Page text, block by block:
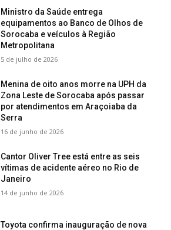
Ministro da Saúde entrega
equipamentos ao Banco de Olhos de
Sorocaba e veículos à Região
Metropolitana
5 de julho de 2026
Menina de oito anos morre na UPH da
Zona Leste de Sorocaba após passar
por atendimentos em Araçoiaba da
Serra
16 de junho de 2026
Cantor Oliver Tree está entre as seis
vítimas de acidente aéreo no Rio de
Janeiro
14 de junho de 2026
Toyota confirma inauguração de nova